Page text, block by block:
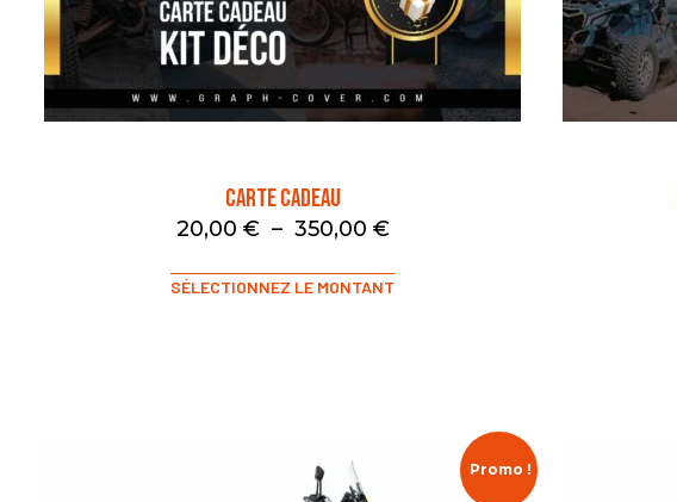
Carte Cadeau
20,00 € – 350,00 €
SÉLECTIONNEZ LE MONTANT
Promo !